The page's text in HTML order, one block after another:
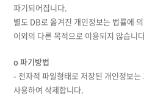
파기되어집니다.
별도 DB로 옮겨진 개인정보는 법률에
이외의 다른 목적으로 이용되지 않습니
ο 파기방법
- 전자적 파일형태로 저장된 개인정보
사용하여 삭제합니다.